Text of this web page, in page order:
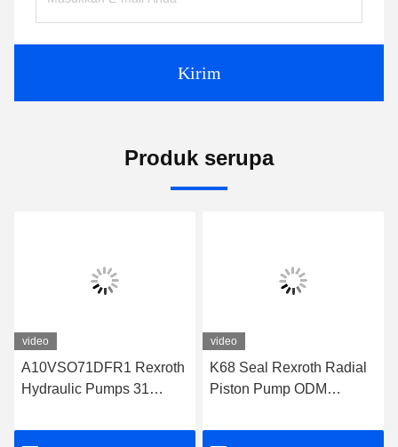
Kirim
Produk serupa
K68 Seal Rexroth Radial
Piston Pump ODM
VPA42K01
A10vso Seri Rexroth
Pompa Hidraulik
Aplikasi Industri